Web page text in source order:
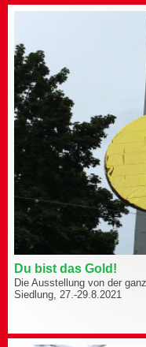
Du bist das Gold!
Die Ausstellung von der
Siedlung, 27.-29.8.2021